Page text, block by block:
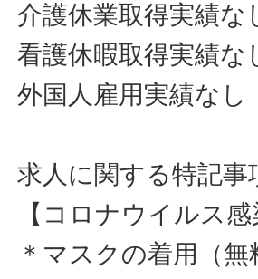
介護休業取得実績な
看護休暇取得実績な
外国人雇用実績なし
求人に関する特記事
【コロナウイルス
＊マスクの着用（